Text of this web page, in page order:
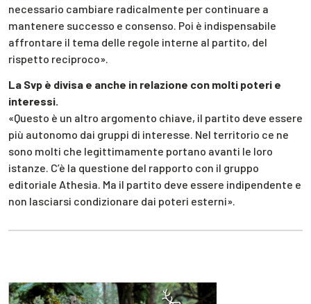
necessario cambiare radicalmente per continuare a
mantenere successo e consenso. Poi è indispensabile
affrontare il tema delle regole interne al partito, del
rispetto reciproco».
La Svp è divisa e anche in relazione con molti poteri e
interessi.
«Questo è un altro argomento chiave, il partito deve essere
più autonomo dai gruppi di interesse. Nel territorio ce ne
sono molti che legittimamente portano avanti le loro
istanze. C’è la questione del rapporto con il gruppo
editoriale Athesia. Ma il partito deve essere indipendente e
non lasciarsi condizionare dai poteri esterni».